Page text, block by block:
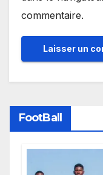
commentaire.
FootBall